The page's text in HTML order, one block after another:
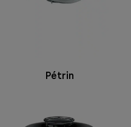
Pétrin